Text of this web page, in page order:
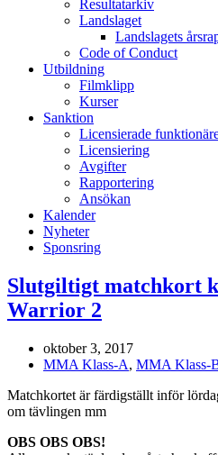
Resultatarkiv
Landslaget
Landslagets
Code of Conduct
Utbildning
Filmklipp
Kurser
Sanktion
Licensierade
Licensiering
Avgifter
Rapportering
Ansökan
Kalender
Nyheter
Sponsring
Slutgiltigt matchkort
Warrior 2
oktober 3, 2017
MMA Klass-A, MMA Klass-
Matchkortet är färdigställt inför
om tävlingen mm
OBS OBS OBS!